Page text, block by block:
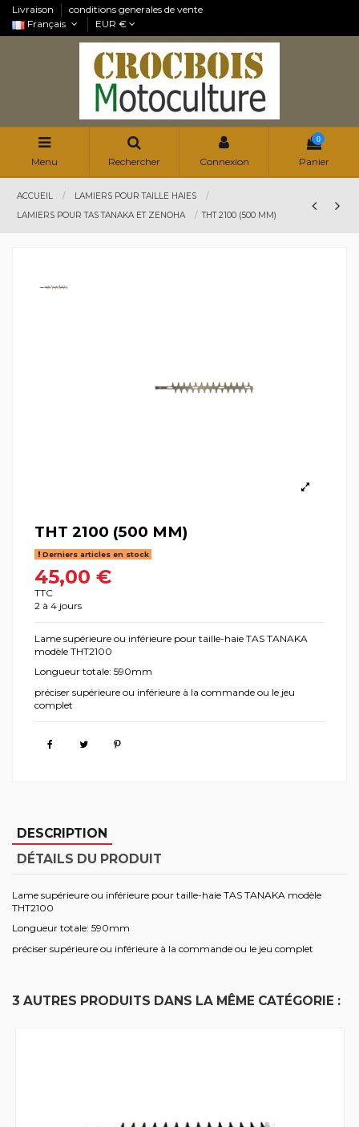
Livraison
conditions generales de vente
Français
EUR €
Menu Rechercher Connexion
0
Panier
ACCUEIL
LAMIERS POUR TAILLE HAIES
LAMIERS POUR TAS TANAKA ET ZENOHA
THT 2100 (500 MM)
THT 2100 (500 MM)
Derniers articles en stock
45,00 €
TTC
2 à 4 jours
Lame supérieure ou inférieure pour taille-haie TAS TANAKA
modèle THT2100
Longueur totale: 590mm
préciser supérieure ou inférieure à la commande ou le jeu
complet
DESCRIPTION
DÉTAILS DU PRODUIT
Lame supérieure ou inférieure pour taille-haie TAS TANAKA modèle
THT2100
Longueur totale: 590mm
préciser supérieure ou inférieure à la commande ou le jeu complet
3 AUTRES PRODUITS DANS LA MÊME CATÉGORIE :